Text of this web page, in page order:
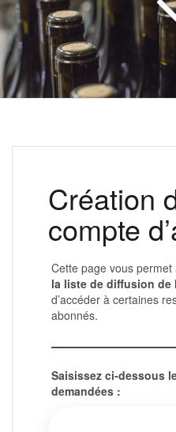
Création
compte
Cette page vous
la liste de diffusion de
d’accéder à certaines
abonnés.
Saisissez ci-dessous
demandées :